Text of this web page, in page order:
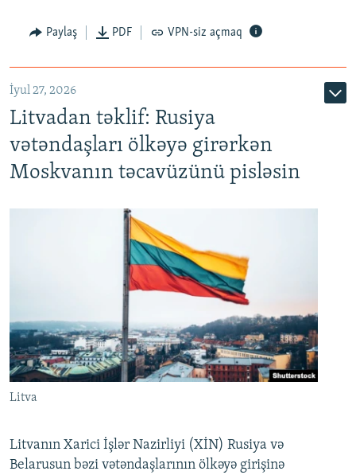
Paylaş PDF VPN-siz açmaq
İyul 27, 2026
Litvadan təklif: Rusiya
vətəndaşları ölkəyə girərkən
Moskvanın təcavüzünü pisləsin
Litva
Litvanın Xarici İşlər Nazirliyi (XİN) Rusiya və
Belarusun bəzi vətəndaşlarının ölkəyə girişinə